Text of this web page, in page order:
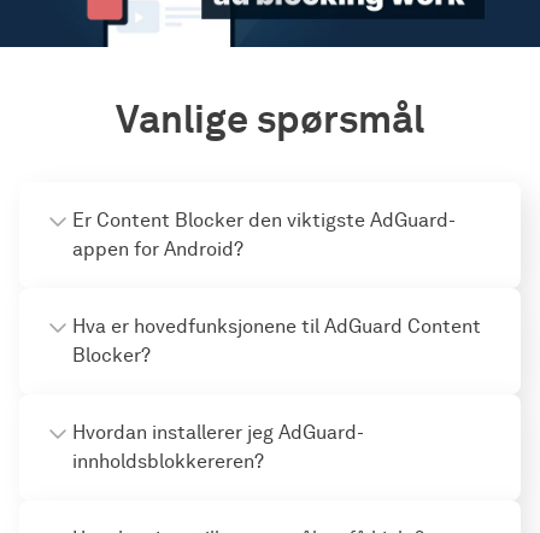
Vanlige spørsmål
Er Content Blocker den viktigste AdGuard-
appen for Android?
Hva er hovedfunksjonene til AdGuard Content
Blocker?
Hvordan installerer jeg AdGuard-
innholdsblokkereren?